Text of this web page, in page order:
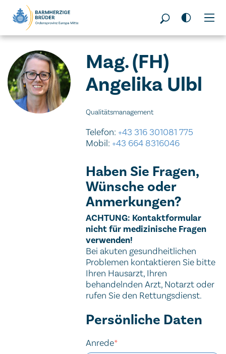
Seitenbereiche:
Mag. (FH)
Angelika Ulbl
Qualitätsmanagement
Telefon:+43 316 301081 775
Mobil:+43 664 8316046
Haben Sie Fragen,
Wünsche oder
Anmerkungen?
Wichtiger Hinweis
ACHTUNG: Kontaktformular
nicht für medizinische Fragen
verwenden!
Bei akuten gesundheitlichen
Problemen kontaktieren Sie bitte
Ihren Hausarzt, Ihren
behandelnden Arzt, Notarzt oder
rufen Sie den Rettungsdienst.
Website
URL
Security token
Homepage
Kontaktformular
Persönliche Daten
Anrede*